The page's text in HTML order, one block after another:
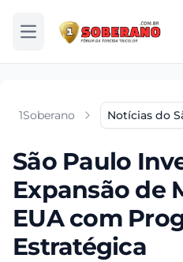
Abrir menu
1Soberano Notícias do
São Paulo
Expansão de
EUA com
Estratégica